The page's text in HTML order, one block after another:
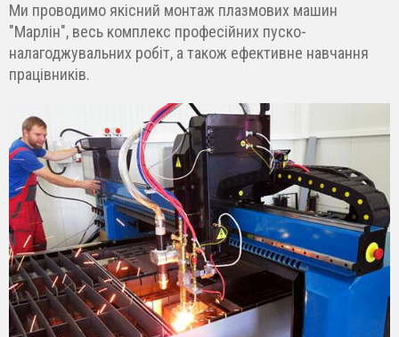
Ми проводимо якісний монтаж плазмових машин
"Марлін", весь комплекс професійних пуско-
налагоджувальних робіт, а також ефективне навчання
працівників.